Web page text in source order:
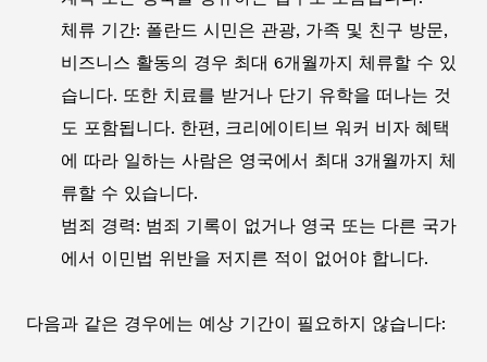
체류 기간: 폴란드 시민은 관광, 가족 및 친구 방문,
비즈니스 활동의 경우 최대 6개월까지 체류할 수 있
습니다. 또한 치료를 받거나 단기 유학을 떠나는 것
도 포함됩니다. 한편, 크리에이티브 워커 비자 혜택
에 따라 일하는 사람은 영국에서 최대 3개월까지 체
류할 수 있습니다.
범죄 경력: 범죄 기록이 없거나 영국 또는 다른 국가
에서 이민법 위반을 저지른 적이 없어야 합니다.
다음과 같은 경우에는 예상 기간이 필요하지 않습니다: